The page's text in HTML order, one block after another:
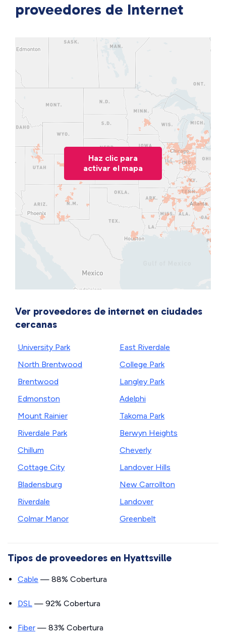
proveedores de Internet
Haz clic para
activar el mapa
Ver proveedores de internet en ciudades
cercanas
University Park
North Brentwood
Brentwood
Edmonston
Mount Rainier
Riverdale Park
Chillum
Cottage City
Bladensburg
Riverdale
Colmar Manor
East Riverdale
College Park
Langley Park
Adelphi
Takoma Park
Berwyn Heights
Cheverly
Landover Hills
New Carrollton
Landover
Greenbelt
Tipos de proveedores en Hyattsville
Cable — 88% Cobertura
DSL — 92% Cobertura
Fiber — 83% Cobertura